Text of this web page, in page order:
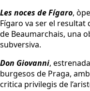
Les noces de Fígaro,
Fígaro va ser el
de Beaumarchais, una
subversiva.
Don Giovanni,
burgesos de Praga,
critica privilegis de